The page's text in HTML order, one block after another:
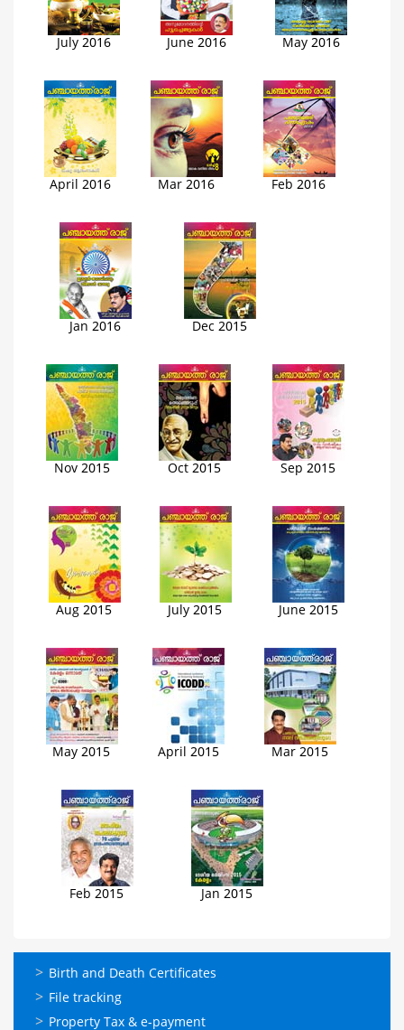
July 2016 June 2016 May 2016
April 2016 Mar 2016 Feb 2016
Jan 2016 Dec 2015
Nov 2015 Oct 2015 Sep 2015
Aug 2015 July 2015 June 2015
May 2015 April 2015 Mar 2015
Feb 2015 Jan 2015
ഓണ്‍ലൈന്‍
സേവനങ്ങള്‍
Birth and Death Certificates
File tracking
Property Tax & e-payment